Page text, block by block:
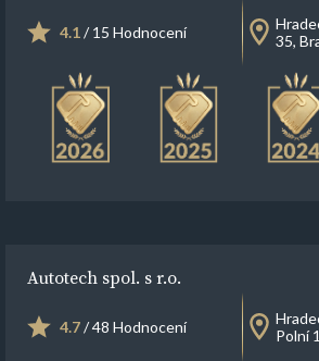
4.1/ 15 Hodnocení
35,
Autotech spol. s r.o.
4.7/ 48 Hodnocení
Polní